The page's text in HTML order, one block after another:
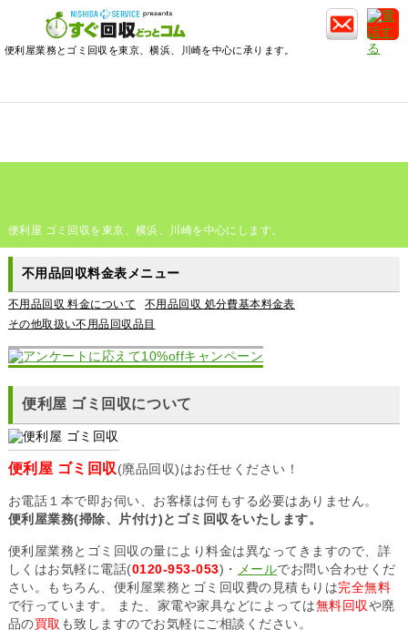
便利屋業務とゴミ回収を東京、横浜、川崎を中心に承ります。
便利屋 ゴミ回収を東京、横浜、川崎を中心にします。
不用品回収料金表メニュー
不用品回収 料金について
不用品回収 処分費基本料金表
その他取扱い不用品回収品目
便利屋 ゴミ回収について
便利屋 ゴミ回収(廃品回収)はお任せください！
お電話１本で即お伺い、お客様は何もする必要はありません。
便利屋業務(掃除、片付け)とゴミ回収をいたします。
便利屋業務とゴミ回収の量により料金は異なってきますので、詳
しくはお気軽に電話(0120-953-053)・ メールでお問い合わせくだ
さい。もちろん、便利屋業務とゴミ回収費の見積もりは完全無料
で行っています。 また、家電や家具などによっては無料回収や廃
品の買取 も致しますのでお気軽にご相談ください。